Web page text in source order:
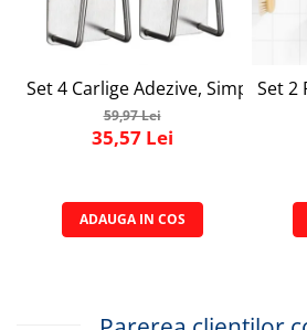
Set 4 Carlige Adezive, Simply
59,97 Lei
35,57 Lei
ADAUGA IN COS
Set 2